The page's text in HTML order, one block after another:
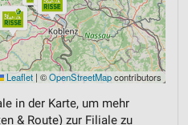
Leaflet | ©OpenStreetMapcontributors
in der Karte, um mehr
& Route) zur Filiale zu